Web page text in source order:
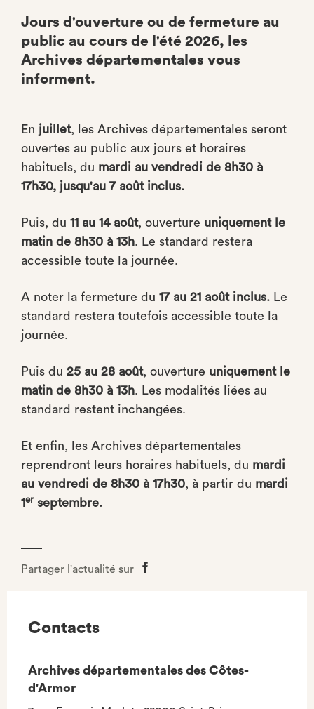
Jours d'ouverture ou de fermeture au
public au cours de l'été 2026, les
Archives départementales vous
informent.
En juillet, les Archives départementales seront
ouvertes au public aux jours et horaires
habituels, du mardi au vendredi de 8h30 à
17h30, jusqu'au 7 août inclus.
Puis, du 11 au 14 août, ouverture uniquement le
matin de 8h30 à 13h. Le standard restera
accessible toute la journée.
A noter la fermeture du 17 au 21 août inclus. Le
standard restera toutefois accessible toute la
journée.
Puis du 25 au 28 août, ouverture uniquement le
matin de 8h30 à 13h. Les modalités liées au
standard restent inchangées.
Et enfin, les Archives départementales
reprendront leurs horaires habituels, du mardi
au vendredi de 8h30 à 17h30, à partir du mardi
1er septembre.
Partager l'actualité sur
Partager
Contacts
Archives départementales des Côtes-
d'Armor